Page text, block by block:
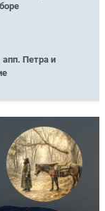
апп. Петра и